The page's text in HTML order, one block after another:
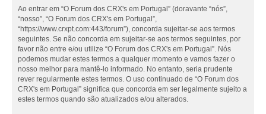
Ao entrar em “O Forum dos CRX's em Portugal” (doravante “nós”,
“nosso”, “O Forum dos CRX's em Portugal”,
“https://www.crxpt.com:443/forum”), concorda sujeitar-se aos termos
seguintes. Se não concorda em sujeitar-se aos termos seguintes, por
favor não entre e/ou utilize “O Forum dos CRX's em Portugal”. Nós
podemos mudar estes termos a qualquer momento e vamos fazer o
nosso melhor para mantê-lo informado. No entanto, seria prudente
rever regularmente estes termos. O uso continuado de “O Forum dos
CRX's em Portugal” significa que concorda em ser legalmente sujeito a
estes termos quando são atualizados e/ou alterados.